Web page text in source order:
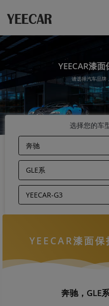
YEECAR漆
请选择汽车品牌
选择您的车
YEECAR漆面
奔驰，GLE